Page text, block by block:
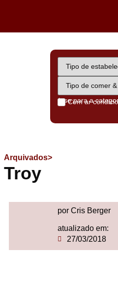
(use para a
Com ar
Arquivados>
Troy
por Cris Berger
atualizado em:
27/03/2018